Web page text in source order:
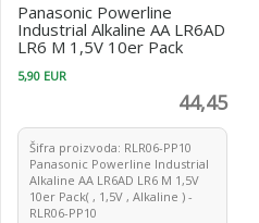
Panasonic Powerline
Industrial Alkaline AA LR6AD
LR6 M 1,5V 10er Pack
5,90 EUR
44,45
Šifra proizvoda: RLR06-PP10
Panasonic Powerline Industrial
Alkaline AA LR6AD LR6 M 1,5V
10er Pack( , 1,5V , Alkaline ) -
RLR06-PP10